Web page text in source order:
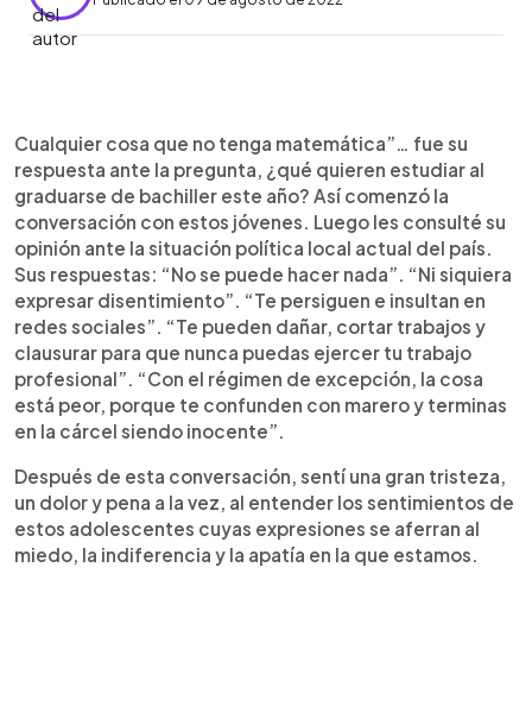
► Escuchar artículo
Cualquier cosa que no tenga matemática”… fue su
respuesta ante la pregunta, ¿qué quieren estudiar al
graduarse de bachiller este año? Así comenzó la
conversación con estos jóvenes. Luego les consulté su
opinión ante la situación política local actual del país.
Sus respuestas: “No se puede hacer nada”. “Ni siquiera
expresar disentimiento”. “Te persiguen e insultan en
redes sociales”. “Te pueden dañar, cortar trabajos y
clausurar para que nunca puedas ejercer tu trabajo
profesional”. “Con el régimen de excepción, la cosa
está peor, porque te confunden con marero y terminas
en la cárcel siendo inocente”.
Después de esta conversación, sentí una gran tristeza,
un dolor y pena a la vez, al entender los sentimientos de
estos adolescentes cuyas expresiones se aferran al
miedo, la indiferencia y la apatía en la que estamos.